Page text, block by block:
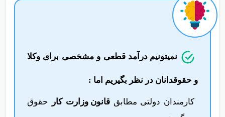
نمیتونیم درآمد قطعی و مشخصی برای وکلا
و حقوقدانان در نظر بگیریم اما :